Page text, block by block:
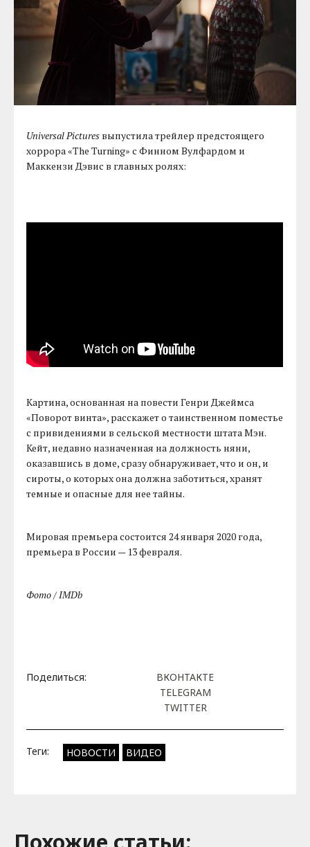
Universal Pictures выпустила трейлер предстоящего
хоррора «The Turning» с Финном Вулфардом и
Маккензи Дэвис в главных ролях:
Картина, основанная на повести Генри Джеймса
«Поворот винта», расскажет о таинственном поместье
с привидениями в сельской местности штата Мэн.
Кейт, недавно назначенная на должность няни,
оказавшись в доме, сразу обнаруживает, что и он, и
сироты, о которых она должна заботиться, хранят
темные и опасные для нее тайны.
Мировая премьера состоится 24 января 2020 года,
премьера в России — 13 февраля.
Фото / IMDb
Поделиться:
ВКОНТАКТЕ
TELEGRAM
TWITTER
Теги: НОВОСТИ ВИДЕО